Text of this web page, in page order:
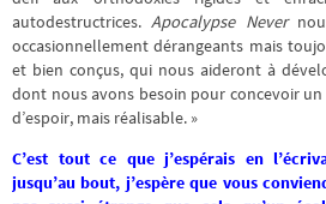
autodestructrices.Apocalypse Never
occasionnellement dérangeants mais
et bien conçus, qui nous aideront à
dont nous avons besoin pour concevoir
d’espoir, mais réalisable. »
C’est tout ce que j’espérais en
jusqu’au bout, j’espère que vous